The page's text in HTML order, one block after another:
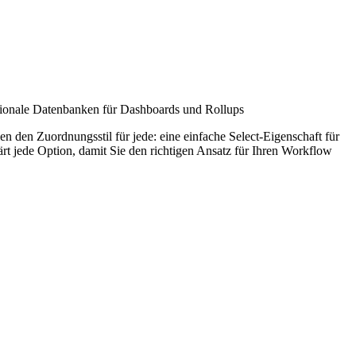
Datenbanken für Dashboards und Rollups
den Zuordnungsstil für jede: eine einfache Select-Eigenschaft für
jede Option, damit Sie den richtigen Ansatz für Ihren Workflow